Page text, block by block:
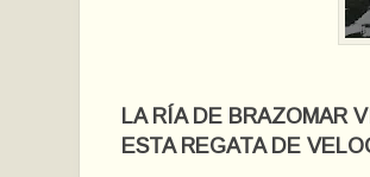
LA RÍA DE BRAZOMAR
ESTA REGATA DE